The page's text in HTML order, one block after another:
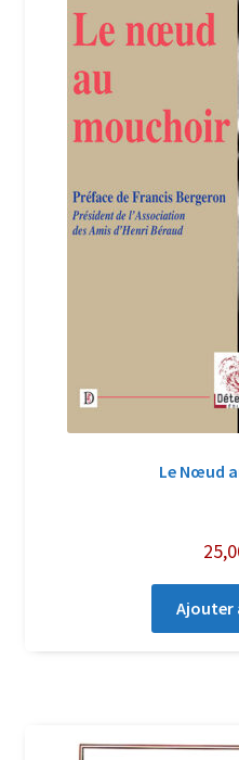
Login Customizer
Newsletter
Panier
Politique de
Qui sommes-nous ?
Le Nœud
Ajouter